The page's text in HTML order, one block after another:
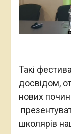
Такі
досвідом,
нових
школярів